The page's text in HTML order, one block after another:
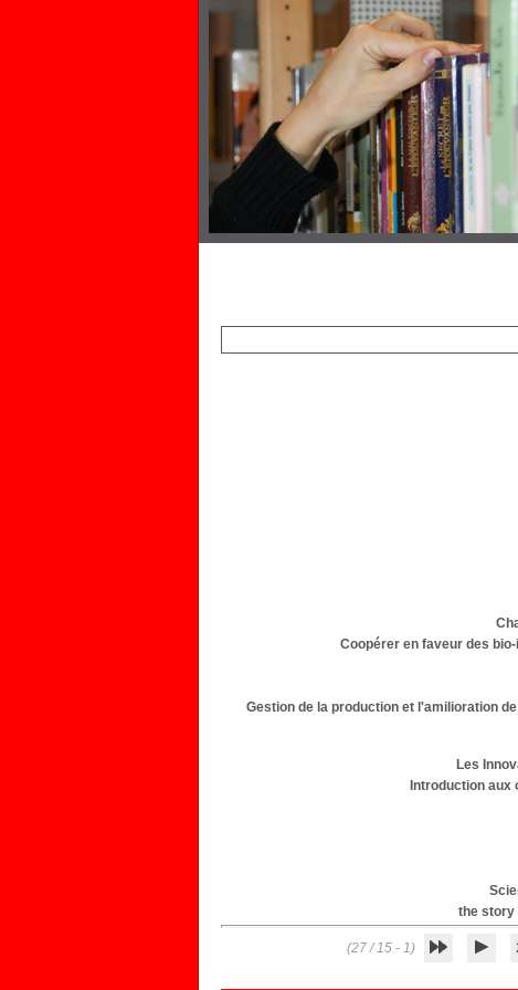
Coopérer en faveur des
Gestion de la production et l'amilioration
Les
Introduction
the story
(1 - 15 / 27)